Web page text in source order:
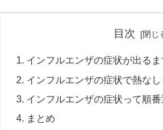
目次
インフルエンザの症状が出る
インフルエンザの症状で熱な
インフルエンザの症状って順
まとめ